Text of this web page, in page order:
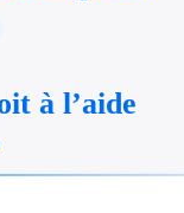
à l’aide